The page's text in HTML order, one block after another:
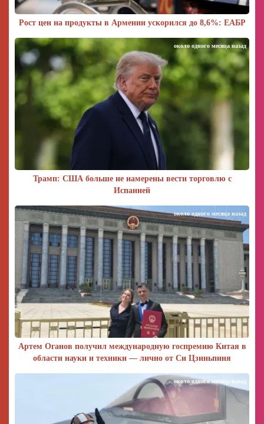
Рост цен на продукты в Армении ускорился до 8,6%: ЕАБР
Трамп: США больше не намерены вести торговлю с
Испанией
около одного месяца назад
Артем Оганов получил международную госпремию Китая в
области науки и техники — лично от Си Цзиньпиня
около одного месяца назад
около одного месяца назад